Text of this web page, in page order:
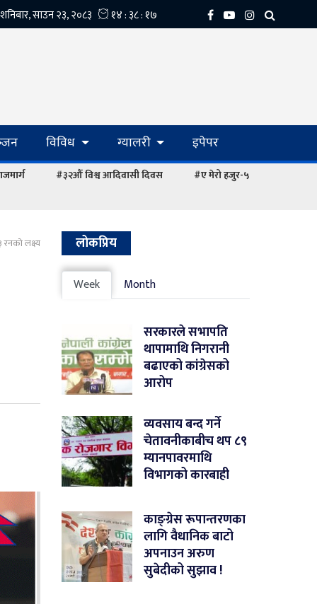
विविध ग्यालरी इपेपर
#३२औं विश्व आदिवासी दिवस #ए मेरो हजुर-५
रनको लक्ष्य लोकप्रिय
Week Month
सरकारले सभापति
थापामाथि निगरानी
बढाएको कांग्रेसको
आरोप
व्यवसाय बन्द गर्ने
चेतावनीकाबीच थप ८९
म्यानपावरमाथि
विभागको कारबाही
काङ्ग्रेस रूपान्तरणका
लागि वैधानिक बाटो
अपनाउन अरुण
सुबेदीको सुझाव !